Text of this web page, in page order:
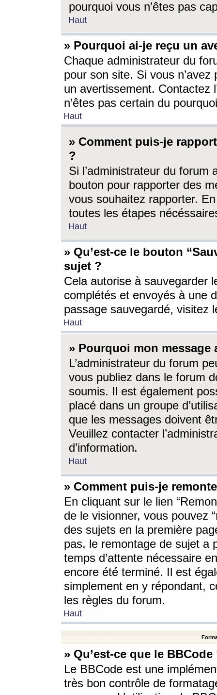
pourquoi vous n’êtes pas
Haut
» Pourquoi ai-je reçu un
Chaque administrateur du
pour son site. Si vous
un avertissement. Contactez
n’êtes pas certain du
Haut
» Comment puis-je
?
Si l’administrateur du forum
bouton pour rapporter des
vous souhaitez rapporter.
toutes les étapes
Haut
» Qu’est-ce le bouton
sujet ?
Cela autorise à sauvegarder
complétés et envoyés à une
passage sauvegardé, visitez
Haut
» Pourquoi mon message
L’administrateur du forum
vous publiez dans le forum
soumis. Il est également
placé dans un groupe
que les messages doivent
Veuillez contacter
d’information.
Haut
» Comment puis-je
En cliquant sur le lien
de le visionner, vous pouvez
des sujets en la première
pas, le remontage de sujet a
temps d’attente nécessaire
encore été terminé. Il est
simplement en y répondant,
les règles du forum.
Haut
» Qu’est-ce que le BBCode
Le BBCode est une
très bon contrôle de